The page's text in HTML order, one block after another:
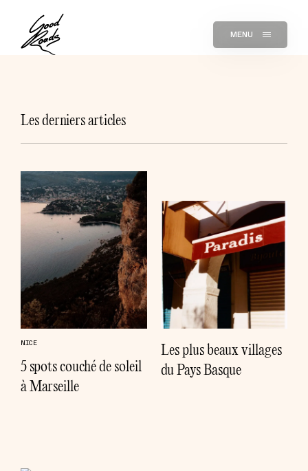
MENU
Les derniers articles
NICE
5 spots couché de soleil
à Marseille
Les plus beaux villages
du Pays Basque